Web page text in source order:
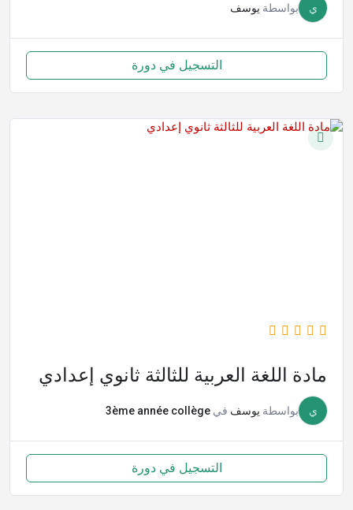
ي بواسطة يوسف
التسجيل في دورة
مادة اللغة العربية للثالثة ثانوي إعدادي
ي بواسطة يوسف في 3ème année collège
التسجيل في دورة